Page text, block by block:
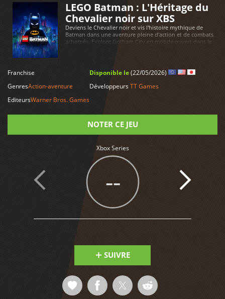
LEGO Batman : L'Héritage du
Chevalier noir sur XBS
Deviens le Chevalier noir et vis l'histoire mythique de
Batman dans une aventure pleine d'action et de combats
acharnés. Explore Gotham City en monde ouvert dans le
LIRE PLUS
Franchise
GenresAction-aventure
EditeursWarner Bros. Games
Disponible le(22/05/2026)
DéveloppeursTT Games
NOTER CE JEU
Xbox Series
--
SUIVRE